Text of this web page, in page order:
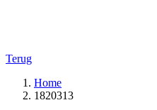
Terug
Home
1820313